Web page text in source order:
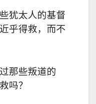
犹太人的基督
乎得救，而不
那些叛道的
吗？